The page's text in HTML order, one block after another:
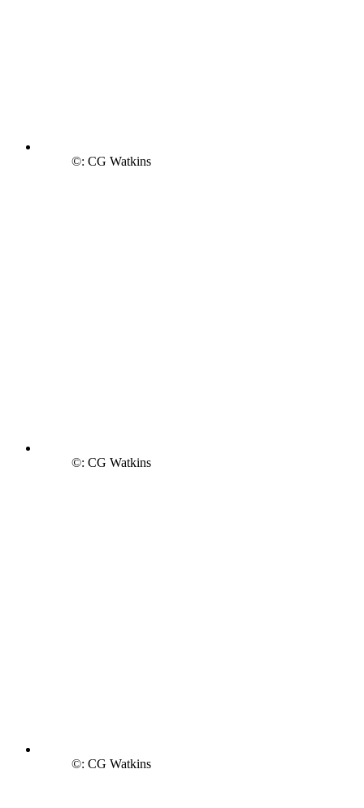
©: CG Watkins
©: CG Watkins
©: CG Watkins